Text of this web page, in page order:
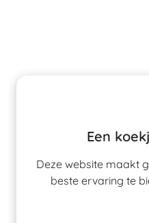
Een
Deze website maakt
beste ervaring te